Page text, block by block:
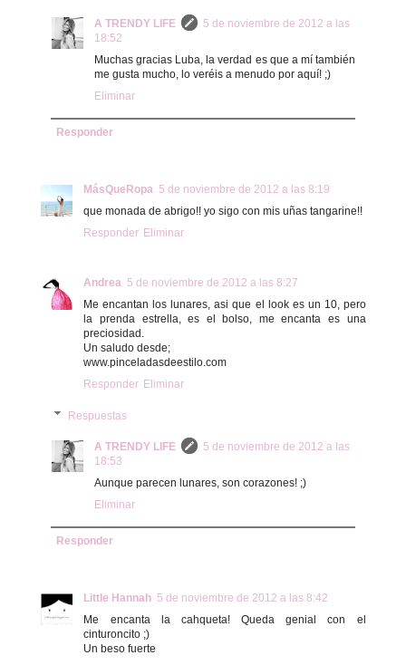
A TRENDY LIFE
5 de noviembre de 2012 a las
18:52
Muchas gracias Luba, la verdad es que a mí también
me gusta mucho, lo veréis a menudo por aquí! ;)
Eliminar
Responder
MásQueRopa 5 de noviembre de 2012 a las 8:19
que monada de abrigo!! yo sigo con mis uñas tangarine!!
Responder Eliminar
Andrea 5 de noviembre de 2012 a las 8:27
Me encantan los lunares, asi que el look es un 10, pero
la prenda estrella, es el bolso, me encanta es una
preciosidad.
Un saludo desde;
www.pinceladasdeestilo.com
Responder Eliminar
Respuestas
A TRENDY LIFE
5 de noviembre de 2012 a las
18:53
Aunque parecen lunares, son corazones! ;)
Eliminar
Responder
Little Hannah 5 de noviembre de 2012 a las 8:42
Me encanta la cahqueta! Queda genial con el
cinturoncito ;)
Un beso fuerte